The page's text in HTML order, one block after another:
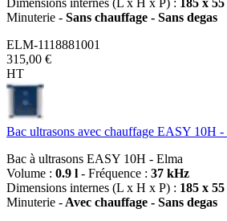
Minuterie - Sans chauffage - Sans degas
ELM-1118881001
315,00 €
HT
Bac ultrasons avec chauffage EASY 10H -
Bac à ultrasons EASY 10H - Elma
Volume : 0.9 l - Fréquence : 37 kHz
Dimensions internes (L x H x P) : 185 x
Minuterie - Avec chauffage - Sans degas